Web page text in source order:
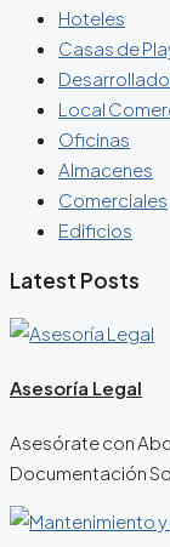
Hoteles
Casas de
Local
Oficinas
Almacenes
Comerciales
Edificios
Latest Posts
Asesoría Legal
Asesórate con
Documentación